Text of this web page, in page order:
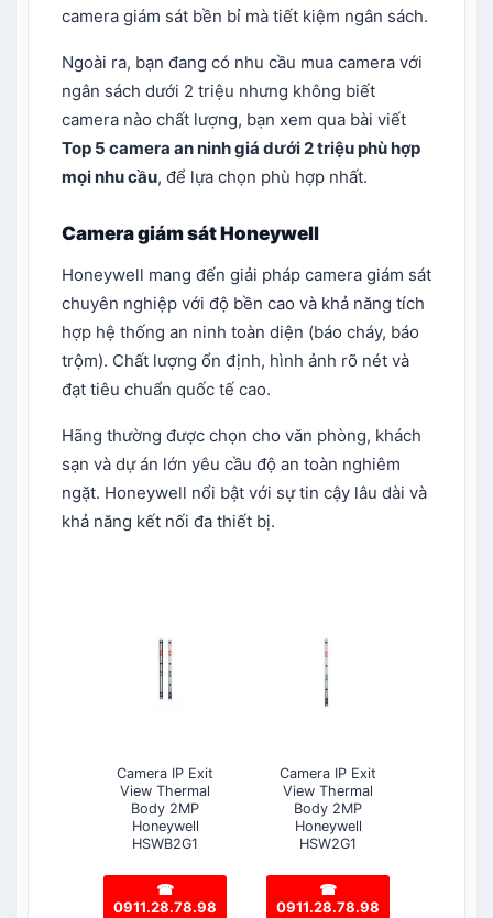
camera giám sát bền bỉ mà tiết kiệm ngân sách.
Ngoài ra, bạn đang có nhu cầu mua camera với
ngân sách dưới 2 triệu nhưng không biết
camera nào chất lượng, bạn xem qua bài viết
Top 5 camera an ninh giá dưới 2 triệu phù hợp
mọi nhu cầu, để lựa chọn phù hợp nhất.
Camera giám sát Honeywell
Honeywell mang đến giải pháp camera giám sát
chuyên nghiệp với độ bền cao và khả năng tích
hợp hệ thống an ninh toàn diện (báo cháy, báo
trộm). Chất lượng ổn định, hình ảnh rõ nét và
đạt tiêu chuẩn quốc tế cao.
Hãng thường được chọn cho văn phòng, khách
sạn và dự án lớn yêu cầu độ an toàn nghiêm
ngặt. Honeywell nổi bật với sự tin cậy lâu dài và
khả năng kết nối đa thiết bị.
Camera IP Exit
View Thermal
Body 2MP
Honeywell
HSWB2G1
☎
0911.28.78.98
Camera IP Exit
View Thermal
Body 2MP
Honeywell
HSW2G1
☎
0911.28.78.98